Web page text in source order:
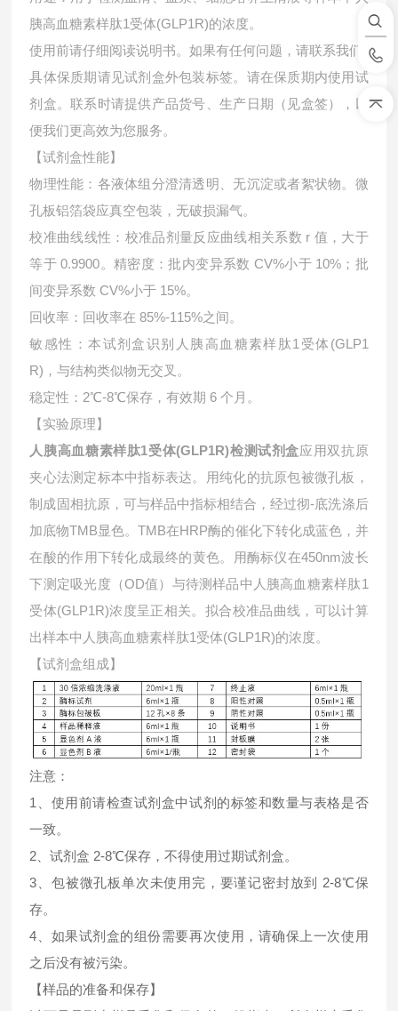
胰高血糖素样肽1受体(GLP1R)的浓度。
使用前请仔细阅读说明书。如果有任何问题，请联系我们
具体保质期请见试剂盒外包装标签。请在保质期内使用试
剂盒。联系时请提供产品货号、生产日期（见盒签），以
便我们更高效为您服务。
【试剂盒性能】
物理性能：各液体组分澄清透明、无沉淀或者絮状物。微
孔板铝箔袋应真空包装，无破损漏气。
校准曲线线性：校准品剂量反应曲线相关系数 r 值，大于
等于 0.9900。精密度：批内变异系数 CV%小于 10%；批
间变异系数 CV%小于 15%。
回收率：回收率在 85%-115%之间。
敏感性：本试剂盒识别人胰高血糖素样肽1受体(GLP1
R)，与结构类似物无交叉。
稳定性：2℃-8℃保存，有效期 6 个月。
【实验原理】
人胰高血糖素样肽1受体(GLP1R)检测试剂盒应用双抗原
夹心法测定标本中指标表达。用纯化的抗原包被微孔板，
制成固相抗原，可与样品中指标相结合，经过彻-底洗涤后
加底物TMB显色。TMB在HRP酶的催化下转化成蓝色，并
在酸的作用下转化成最终的黄色。用酶标仪在450nm波长
下测定吸光度（OD值）与待测样品中 人胰高血糖素样肽1
受体(GLP1R)浓度呈正相关。拟合校准品曲线，可以计算
出样本中 人胰高血糖素样肽1受体(GLP1R)的浓度。
【试剂盒组成】
注意：
1、使用前请检查试剂盒中试剂的标签和数量与表格是否
一致。
2、试剂盒 2-8℃保存，不得使用过期试剂盒。
3、包被微孔板单次未使用完，要谨记密封放到 2-8℃保
存。
4、如果试剂盒的组份需要再次使用，请确保上一次使用
之后没有被污染。
【样品的准备和保存】